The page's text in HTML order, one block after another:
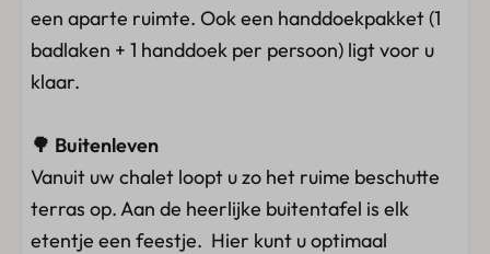
een aparte ruimte. Ook een handdoekpakket (1
badlaken + 1 handdoek per persoon) ligt voor u
klaar.
🌳 Buitenleven
Vanuit uw chalet loopt u zo het ruime beschutte
terras op. Aan de heerlijke buitentafel is elk
etentje een feestje. Hier kunt u optimaal